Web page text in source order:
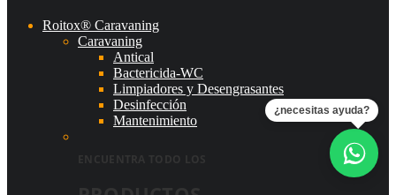
Roitox® Caravaning
Caravaning
Antical
Bactericida-WC
Limpiadores y Desengrasantes
Desinfección
Mantenimiento
¿necesitas ayuda?